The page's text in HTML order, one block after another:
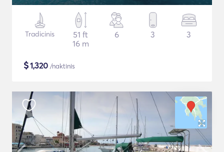
Tradicinis
51 ft
16 m
6 3 3
$1,320 /naktinis